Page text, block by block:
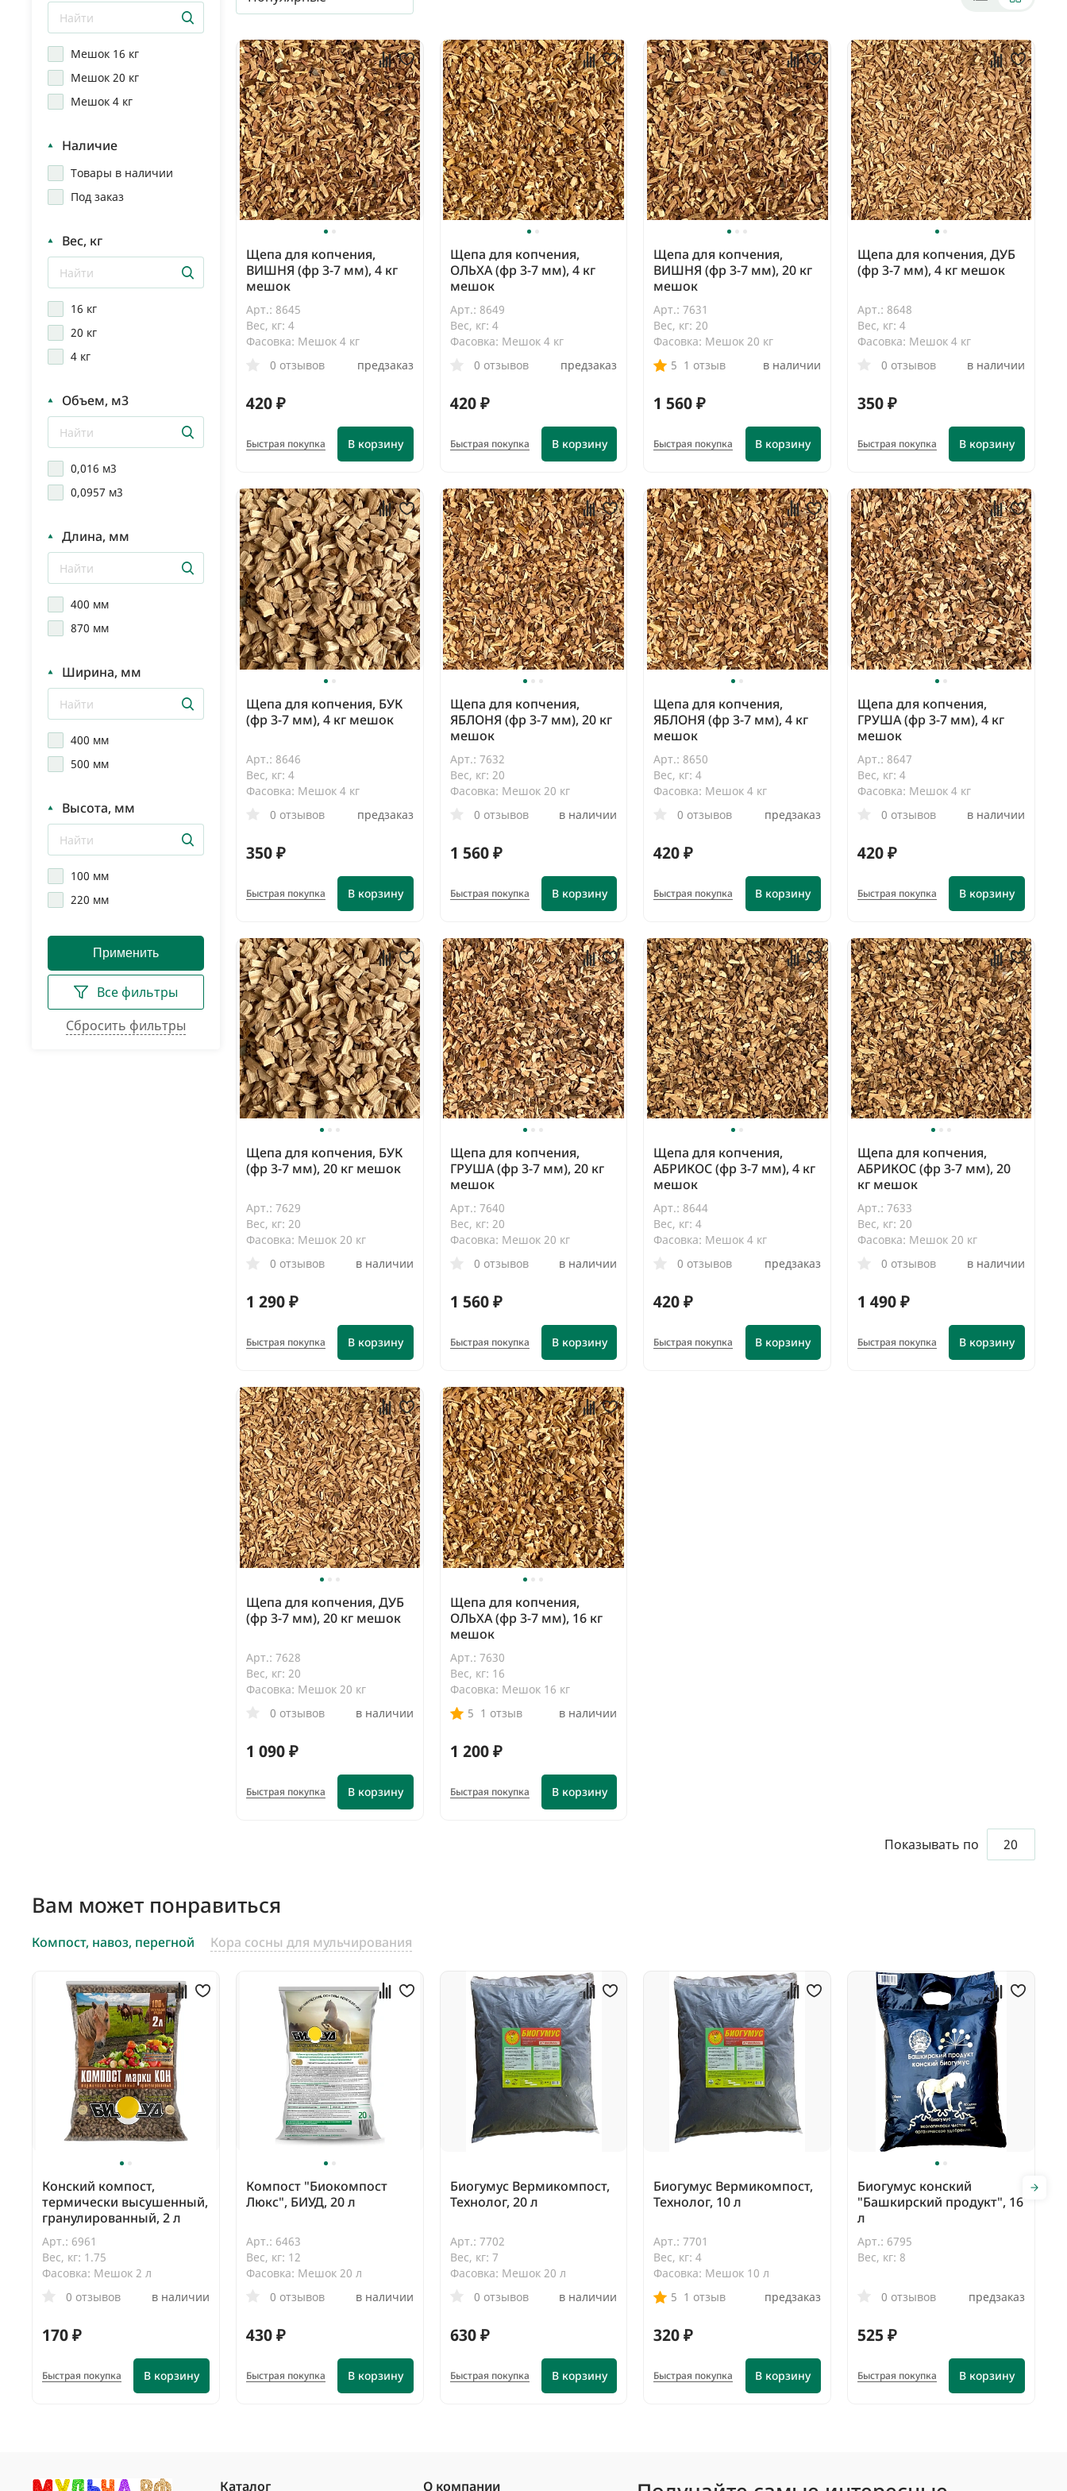
Мешок 16 кг
Мешок 20 кг
Мешок 4 кг
Наличие
Товары в наличии
Под заказ
Вес, кг
16 кг
20 кг
4 кг
Объем, м3
0,016 м3
0,0957 м3
Длина, мм
400 мм
870 мм
Ширина, мм
400 мм
500 мм
Высота, мм
100 мм
220 мм
Все фильтры
Сбросить фильтры
Щепа для копчения,
ВИШНЯ (фр 3-7 мм), 4 кг
мешок
Арт.: 8645
Вес, кг: 4
Фасовка: Мешок 4 кг
0 отзывов
предзаказ
420 ₽
В корзину
Быстрая покупка
Щепа для копчения,
ОЛЬХА (фр 3-7 мм), 4 кг
мешок
Арт.: 8649
Вес, кг: 4
Фасовка: Мешок 4 кг
0 отзывов
предзаказ
420 ₽
В корзину
Быстрая покупка
Щепа для копчения,
ВИШНЯ (фр 3-7 мм), 20 кг
мешок
Арт.: 7631
Вес, кг: 20
Фасовка: Мешок 20 кг
5 1 отзыв в наличии
1 560 ₽
В корзину
Быстрая покупка
Щепа для копчения, ДУБ
(фр 3-7 мм), 4 кг мешок
Арт.: 8648
Вес, кг: 4
Фасовка: Мешок 4 кг
0 отзывов
в наличии
350 ₽
В корзину
Быстрая покупка
Щепа для копчения, БУК
(фр 3-7 мм), 4 кг мешок
Арт.: 8646
Вес, кг: 4
Фасовка: Мешок 4 кг
0 отзывов
предзаказ
350 ₽
В корзину
Быстрая покупка
Щепа для копчения,
ЯБЛОНЯ (фр 3-7 мм), 20 кг
мешок
Арт.: 7632
Вес, кг: 20
Фасовка: Мешок 20 кг
0 отзывов
в наличии
1 560 ₽
В корзину
Быстрая покупка
Щепа для копчения,
ЯБЛОНЯ (фр 3-7 мм), 4 кг
мешок
Арт.: 8650
Вес, кг: 4
Фасовка: Мешок 4 кг
0 отзывов
предзаказ
420 ₽
В корзину
Быстрая покупка
Щепа для копчения,
ГРУША (фр 3-7 мм), 4 кг
мешок
Арт.: 8647
Вес, кг: 4
Фасовка: Мешок 4 кг
0 отзывов
в наличии
420 ₽
В корзину
Быстрая покупка
Щепа для копчения, БУК
(фр 3-7 мм), 20 кг мешок
Арт.: 7629
Вес, кг: 20
Фасовка: Мешок 20 кг
0 отзывов
в наличии
1 290 ₽
В корзину
Быстрая покупка
Щепа для копчения,
ГРУША (фр 3-7 мм), 20 кг
мешок
Арт.: 7640
Вес, кг: 20
Фасовка: Мешок 20 кг
0 отзывов
в наличии
1 560 ₽
В корзину
Быстрая покупка
Щепа для копчения,
АБРИКОС (фр 3-7 мм), 4 кг
мешок
Арт.: 8644
Вес, кг: 4
Фасовка: Мешок 4 кг
0 отзывов
предзаказ
420 ₽
В корзину
Быстрая покупка
Щепа для копчения,
АБРИКОС (фр 3-7 мм), 20
кг мешок
Арт.: 7633
Вес, кг: 20
Фасовка: Мешок 20 кг
0 отзывов
в наличии
1 490 ₽
В корзину
Быстрая покупка
Щепа для копчения, ДУБ
(фр 3-7 мм), 20 кг мешок
Арт.: 7628
Вес, кг: 20
Фасовка: Мешок 20 кг
0 отзывов
в наличии
1 090 ₽
В корзину
Быстрая покупка
Щепа для копчения,
ОЛЬХА (фр 3-7 мм), 16 кг
мешок
Арт.: 7630
Вес, кг: 16
Фасовка: Мешок 16 кг
5 1 отзыв в наличии
1 200 ₽
В корзину
Быстрая покупка
Показывать по 20
Вам может понравиться
Компост, навоз, перегной Кора сосны для мульчирования
Конский компост,
термически высушенный,
гранулированный, 2 л
Арт.: 6961
Вес, кг: 1.75
Фасовка: Мешок 2 л
0 отзывов
в наличии
170 ₽
В корзину
Быстрая покупка
Компост "Биокомпост
Люкс", БИУД, 20 л
Арт.: 6463
Вес, кг: 12
Фасовка: Мешок 20 л
0 отзывов
в наличии
430 ₽
В корзину
Быстрая покупка
Биогумус Вермикомпост,
Технолог, 20 л
Арт.: 7702
Вес, кг: 7
Фасовка: Мешок 20 л
0 отзывов
в наличии
630 ₽
В корзину
Быстрая покупка
Биогумус Вермикомпост,
Технолог, 10 л
Арт.: 7701
Вес, кг: 4
Фасовка: Мешок 10 л
5 1 отзыв предзаказ
320 ₽
В корзину
Быстрая покупка
Биогумус конский
"Башкирский продукт", 16
л
Арт.: 6795
Вес, кг: 8
0 отзывов предзаказ
525 ₽
В корзину
Быстрая покупка
Каталог О компании